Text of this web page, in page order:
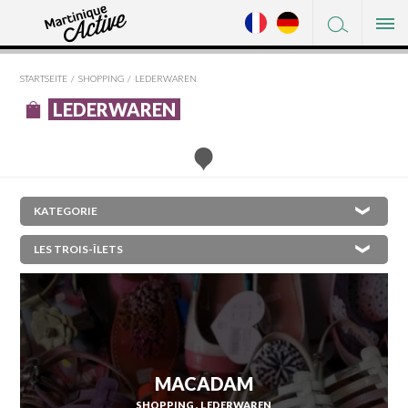
×
BASSE-POINTE
BELLEFONTAINE
LE DIAMANT
LE CARBET
CASE-PILOTE
WO ESSEN
ZU SEHEN/ ZU MACHEN
STARTSEITE SHOPPING LEDERWAREN
LEDERWAREN
MACADAM
SHOPPING LEDERWAREN